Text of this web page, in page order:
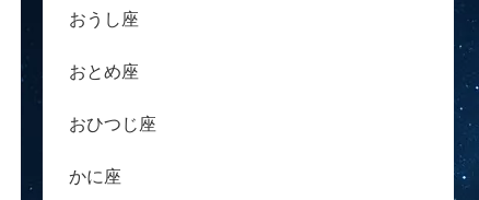
おうし座
おとめ座
おひつじ座
かに座